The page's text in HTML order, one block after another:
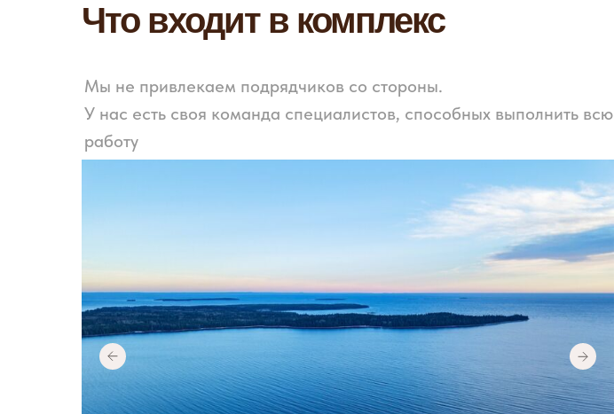
Мы не привлекаем подрядчиков со стороны.
У нас есть своя команда специалистов, способных выполнить всю
работу
Что входит в комплекс